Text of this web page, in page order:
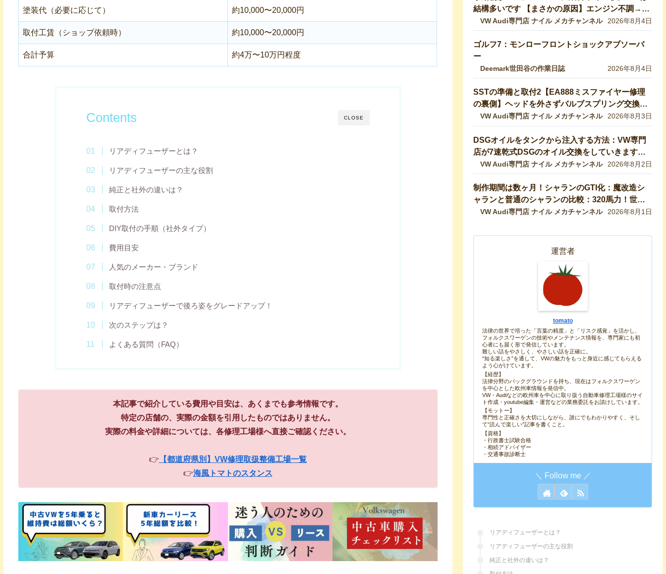
塗装代（必要に応じて） 約10,000〜20,000円
取付工賃（ショップ依頼時） 約10,000〜20,000円
合計予算 約4万〜10万円程度
CLOSE
Contents
リアディフューザーとは？
リアディフューザーの主な役割
純正と社外の違いは？
取付方法
DIY取付の手順（社外タイプ）
費用目安
人気のメーカー・ブランド
取付時の注意点
リアディフューザーで後ろ姿をグレードアップ！
次のステップは？
よくある質問（FAQ）
本記事で紹介している費用や目安は、あくまでも参考情報です。
特定の店舗の、実際の金額を引用したものではありません。
実際の料金や詳細については、各修理工場様へ直接ご確認ください。
👉 【都道府県別】VW修理取扱整備工場一覧
👉海風トマトのスタンス
結構多いです 【まさかの原因】エンジン不調→開
けたら小動物の巣だった… 【VW修理】
VW Audi専門店 ナイル メカチャンネル 2026年8月4日
ゴルフ7：モンローフロントショックアブソーバ
ー
Deemark世田谷の作業日誌 2026年8月4日
SSTの準備と取付2【EA888ミスファイヤー修理
の裏側】ヘッドを外さずバルブスプリング交換！
特殊工具で行う実作業を完全公開 【VW修理】
VW Audi専門店 ナイル メカチャンネル 2026年8月3日
DSGオイルをタンクから注入する方法：VW専門
店が7速乾式DSGのオイル交換をしていきます！
DQ200【VW修理】
VW Audi専門店 ナイル メカチャンネル 2026年8月2日
制作期間は数ヶ月！シャランのGTI化：魔改造シ
ャランと普通のシャランの比較：320馬力！世界
最速のシャランをVW専門店が生み出したので紹
VW Audi専門店 ナイル メカチャンネル 2026年8月1日
運営者
tomato
法律の世界で培った「言葉の精度」と「リスク感覚」を活かし、
フォルクスワーゲンの技術やメンテナンス情報を、専門家にも初
心者にも届く形で発信しています。
難しい話をやさしく、やさしい話を正確に。
“知る楽しさ”を通して、VWの魅力をもっと身近に感じてもらえる
よう心がけています。
【経歴】
法律分野のバックグラウンドを持ち、現在はフォルクスワーゲン
を中心とした欧州車情報を発信中。
VW・Audiなどの欧州車を中心に取り扱う自動車修理工場様のサイ
ト作成・youtube編集・運営などの業務委託をお請けしています。
【モットー】
専門性と正確さを大切にしながら、誰にでもわかりやすく、そし
て“読んで楽しい”記事を書くこと。
【資格】
・行政書士試験合格
・相続アドバイザー
・交通事故診断士
リアディフューザーとは？
リアディフューザーの主な役割
純正と社外の違いは？